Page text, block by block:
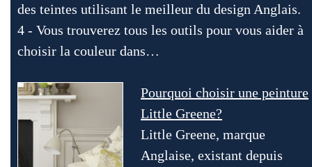
des teintes utilisant le meilleur du design Anglais.
4 - Vous trouverez tous les outils pour vous aider à
choisir la couleur dans…
Pourquoi choisir une peinture
Little Greene?
Little Greene, marque
Anglaise, existant depuis